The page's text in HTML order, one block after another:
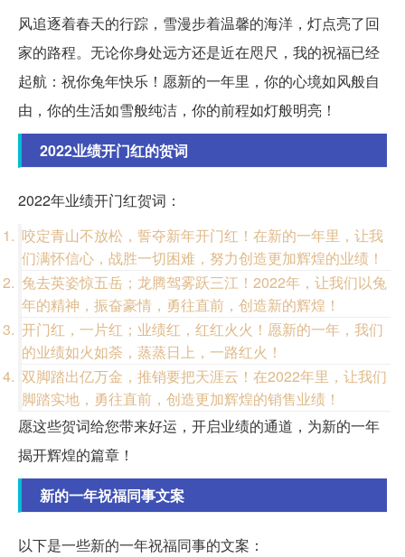
风追逐着春天的行踪，雪漫步着温馨的海洋，灯点亮了回
家的路程。无论你身处远方还是近在咫尺，我的祝福已经
起航：祝你兔年快乐！愿新的一年里，你的心境如风般自
由，你的生活如雪般纯洁，你的前程如灯般明亮！
2022业绩开门红的贺词
2022年业绩开门红贺词：
咬定青山不放松，誓夺新年开门红！在新的一年里，让我
们满怀信心，战胜一切困难，努力创造更加辉煌的业绩！
兔去英姿惊五岳；龙腾驾雾跃三江！2022年，让我们以兔
年的精神，振奋豪情，勇往直前，创造新的辉煌！
开门红，一片红；业绩红，红红火火！愿新的一年，我们
的业绩如火如荼，蒸蒸日上，一路红火！
双脚踏出亿万金，推销要把天涯云！在2022年里，让我们
脚踏实地，勇往直前，创造更加辉煌的销售业绩！
愿这些贺词给您带来好运，开启业绩的通道，为新的一年
揭开辉煌的篇章！
新的一年祝福同事文案
以下是一些新的一年祝福同事的文案：